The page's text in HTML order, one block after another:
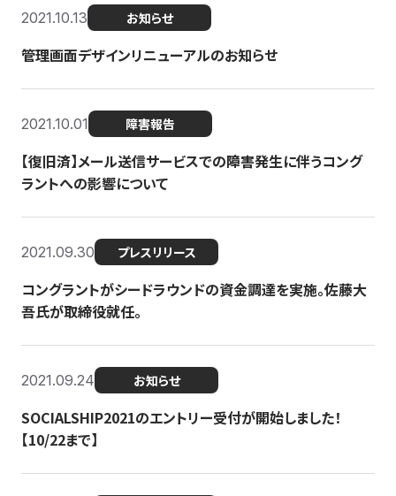
2021.10.13 お知らせ
管理画面デザインリニューアルのお知らせ
2021.10.01 障害報告
【復旧済】メール送信サービスでの障害発生に伴うコング
ラントへの影響について
2021.09.30 プレスリリース
コングラントがシードラウンドの資金調達を実施。佐藤大
吾氏が取締役就任。
2021.09.24 お知らせ
SOCIALSHIP2021のエントリー受付が開始しました！
【10/22まで】